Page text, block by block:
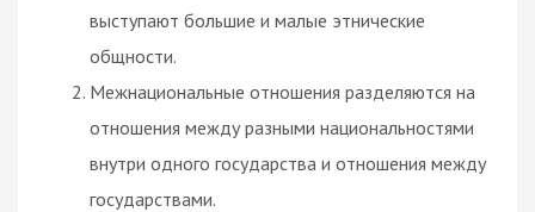
выступают большие и малые этнические
общности.
Межнациональные отношения разделяются на
отношения между разными национальностями
внутри одного государства и отношения между
государствами.